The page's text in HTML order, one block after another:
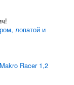
лопатой и
Racer 1,2